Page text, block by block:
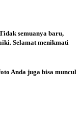
semuanya baru,
Selamat menikmati
Anda juga bisa muncul